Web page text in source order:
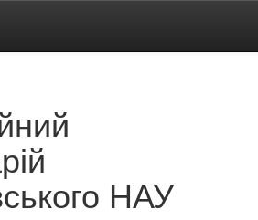
НАУ